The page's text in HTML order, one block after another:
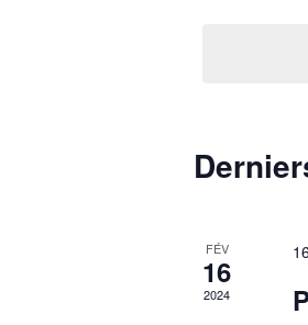
of
events
Photo
View
FÉV
16
2024